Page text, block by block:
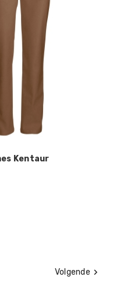
Kentaur
Volgende 